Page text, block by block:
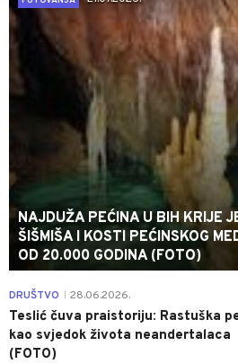
NAJDUŽA PEĆINA U BIH KRIJE
ŠIŠMIŠA I KOSTI PEĆINSKOG
OD 20.000 GODINA (FOTO)
DRUŠTVO 28.06.2026.
Teslić čuva praistoriju: Rastuška
kao svjedok života neandertalaca
(FOTO)